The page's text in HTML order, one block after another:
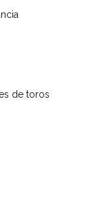
de toros